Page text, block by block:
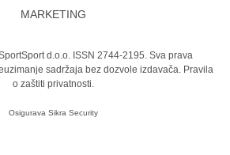
MARKETING
d.o.o. ISSN 2744-2195. Sva prava
sadržaja bez dozvole izdavača. Pravila
o zaštiti privatnosti.
Osigurava Sikra Security